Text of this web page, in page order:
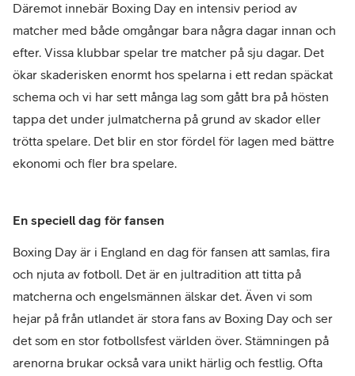
Däremot innebär Boxing Day en intensiv period av
matcher med både omgångar bara några dagar innan och
efter. Vissa klubbar spelar tre matcher på sju dagar. Det
ökar skaderisken enormt hos spelarna i ett redan späckat
schema och vi har sett många lag som gått bra på hösten
tappa det under julmatcherna på grund av skador eller
trötta spelare. Det blir en stor fördel för lagen med bättre
ekonomi och fler bra spelare.
En speciell dag för fansen
Boxing Day är i England en dag för fansen att samlas, fira
och njuta av fotboll. Det är en jultradition att titta på
matcherna och engelsmännen älskar det. Även vi som
hejar på från utlandet är stora fans av Boxing Day och ser
det som en stor fotbollsfest världen över. Stämningen på
arenorna brukar också vara unikt härlig och festlig. Ofta